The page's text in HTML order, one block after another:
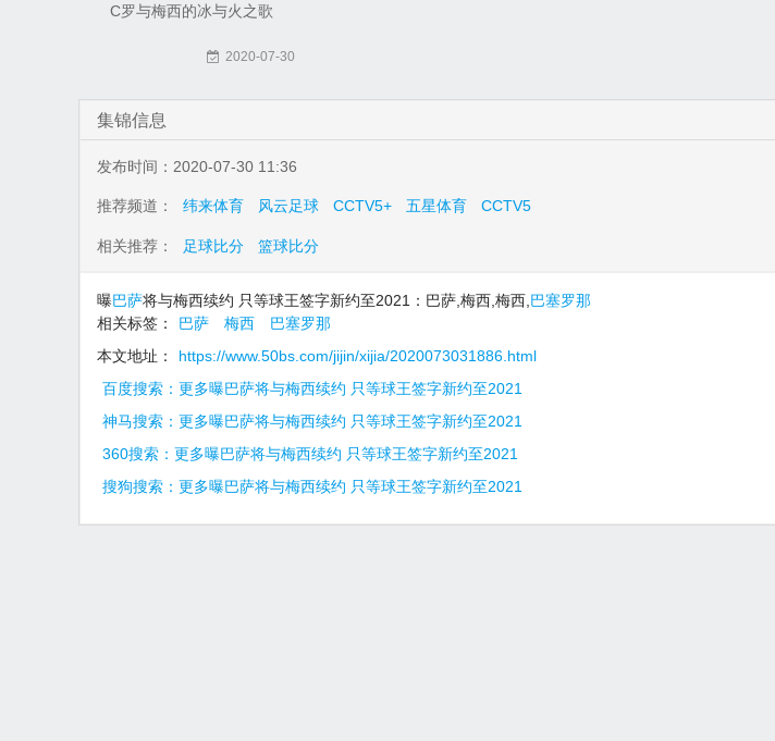
C罗与梅西的冰与火之歌
2020-07-30
集锦信息
发布时间：2020-07-30 11:36
推荐频道： 纬来体育 风云足球 CCTV5+ 五星体育 CCTV5
相关推荐： 足球比分 篮球比分
曝巴萨将与梅西续约 只等球王签字新约至2021：巴萨,梅西,梅西, 巴塞罗那
相关标签：
巴萨 梅西
巴塞罗那
本文地址：
https://www.50bs.com/jijin/xijia/2020073031886.html
百度搜索：更多曝巴萨将与梅西续约 只等球王签字新约至2021
神马搜索：更多曝巴萨将与梅西续约 只等球王签字新约至2021
360搜索：更多曝巴萨将与梅西续约 只等球王签字新约至2021
搜狗搜索：更多曝巴萨将与梅西续约 只等球王签字新约至2021